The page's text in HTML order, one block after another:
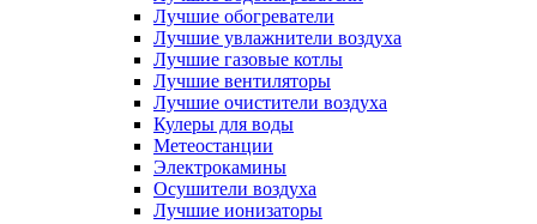
Лучшие обогреватели
Лучшие увлажнители воздуха
Лучшие газовые котлы
Лучшие вентиляторы
Лучшие очистители воздуха
Кулеры для воды
Метеостанции
Электрокамины
Осушители воздуха
Лучшие ионизаторы